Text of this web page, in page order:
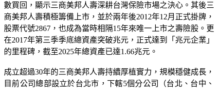
數買回，顯示三商美邦人壽深耕台灣保險市場之決心。其後三
商美邦人壽積極籌備上市，並於兩年後2012年12月正式掛牌，
股票代號2867，也成為當時相隔15年來唯一上市之壽險股。更
在2017年第三季季底總資產突破兆元，正式達到「兆元企業」
的里程碑，截至2025年總資產已達1.66兆元。
成立超過30年的三商美邦人壽持續厚植實力，規模穩健成長，
目前公司總部設立於台北市，下轄5個分公司（台北、台中、